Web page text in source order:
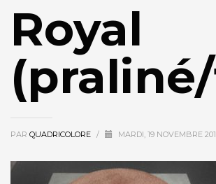
Royal
PAR QUADRICOLORE / MARDI, 19 NOVEMBRE